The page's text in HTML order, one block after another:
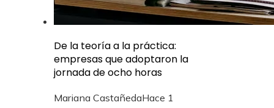
De la teoría a la práctica:
empresas que adoptaron la
jornada de ocho horas
Mariana CastañedaHace 1